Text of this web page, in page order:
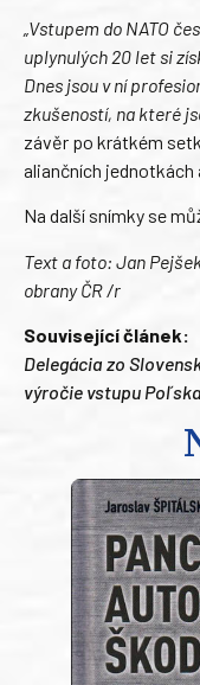
„Vstupem do NATO
uplynulých 20 let si
Dnes jsou v ní
zkušeností, na které
závěr po krátkém
aliančních
Na další snímky se
Text a foto: Jan
obrany ČR /r
Související článek:
Delegácia zo
výročie vstupu